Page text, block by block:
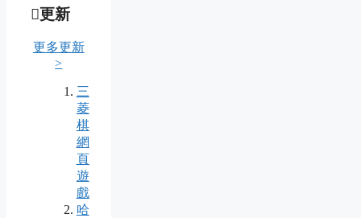
更新
更多更新
>
三
菱
棋
網
頁
遊
戲
哈